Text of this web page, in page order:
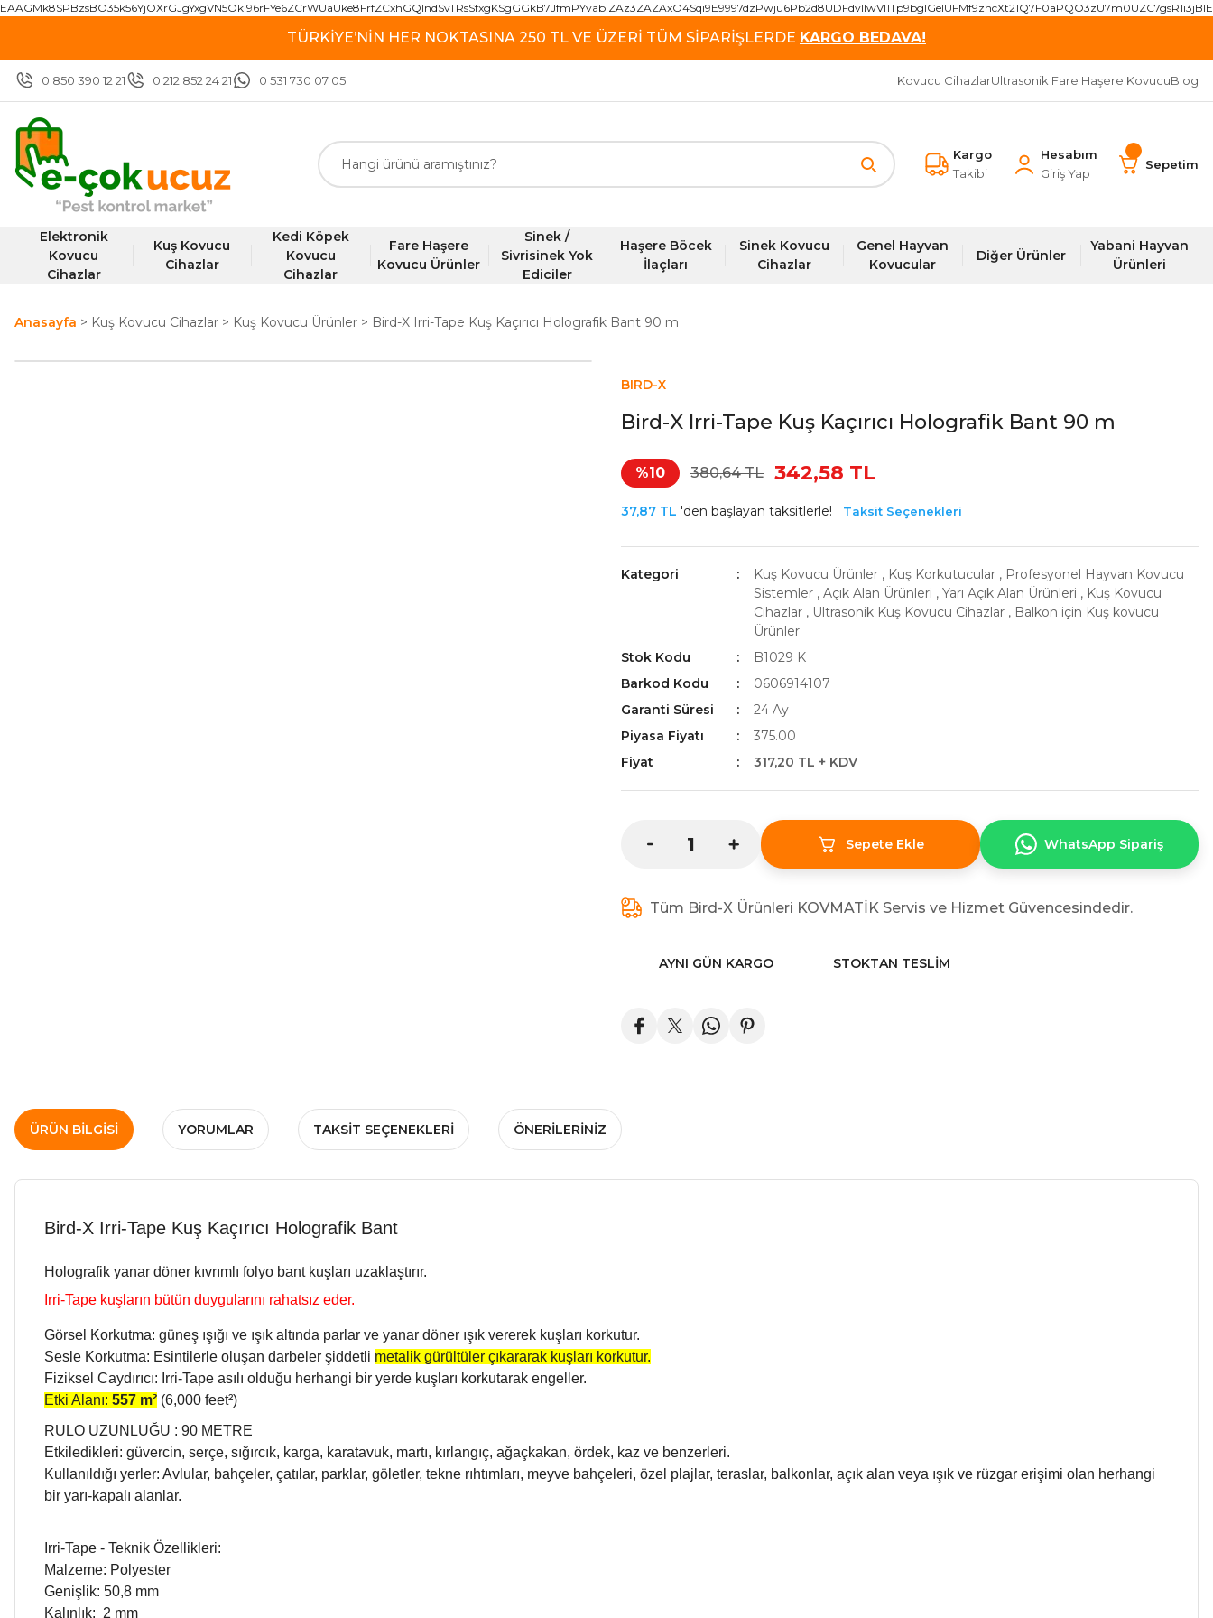
TÜRKİYE’NİN HER NOKTASINA 250 TL VE ÜZERİ TÜM SİPARİŞLERDE KARGO BEDAVA!
0 850 390 12 21 0 212 852 24 21 0 531 730 07 05 Kovucu CihazlarUltrasonik Fare Haşere KovucuBlog
Kargo
Takibi
Hesabım
Giriş Yap
Sepetim
Elektronik
Kovucu
Cihazlar
Kuş Kovucu
Cihazlar
Kedi Köpek
Kovucu
Cihazlar
Fare Haşere
Kovucu Ürünler
Sinek /
Sivrisinek Yok
Ediciler
Haşere Böcek
İlaçları
Sinek Kovucu
Cihazlar
Genel Hayvan
Kovucular
Diğer Ürünler
Yabani Hayvan
Ürünleri
Anasayfa Kuş Kovucu Cihazlar Kuş Kovucu Ürünler Bird-X Irri-Tape Kuş Kaçırıcı Holografik Bant 90 m
BIRD-X
Bird-X Irri-Tape Kuş Kaçırıcı Holografik Bant 90 m
%10 380,64 TL 342,58 TL
37,87 TL 'den başlayan taksitlerle! Taksit Seçenekleri
Kategori Kuş Kovucu Ürünler , Kuş Korkutucular , Profesyonel Hayvan Kovucu
Sistemler , Açık Alan Ürünleri , Yarı Açık Alan Ürünleri , Kuş Kovucu
Cihazlar , Ultrasonik Kuş Kovucu Cihazlar , Balkon için Kuş kovucu
Ürünler
Stok Kodu
B1029 K
Barkod Kodu
0606914107
Garanti Süresi
24 Ay
Piyasa Fiyatı
375.00
Fiyat
317,20 TL + KDV
Sepete Ekle WhatsApp Sipariş
Tüm Bird-X Ürünleri KOVMATİK Servis ve Hizmet Güvencesindedir.
AYNI GÜN KARGO STOKTAN TESLIM
ÜRÜN BILGISI YORUMLAR TAKSIT SEÇENEKLERI ÖNERILERINIZ
Bird-X Irri-Tape Kuş Kaçırıcı Holografik Bant
Holografik yanar döner kıvrımlı folyo bant kuşları uzaklaştırır.
Irri-Tape kuşların bütün duygularını rahatsız eder.
Görsel Korkutma: güneş ışığı ve ışık altında parlar ve yanar döner ışık vererek kuşları korkutur.
Sesle Korkutma: Esintilerle oluşan darbeler şiddetli metalik gürültüler çıkararak kuşları korkutur.
Fiziksel Caydırıcı: Irri-Tape asılı olduğu herhangi bir yerde kuşları korkutarak engeller.
Etki Alanı: 557 m² (6,000 feet²)
RULO UZUNLUĞU : 90 METRE
Etkiledikleri: güvercin, serçe, sığırcık, karga, karatavuk, martı, kırlangıç, ağaçkakan, ördek, kaz ve benzerleri.
Kullanıldığı yerler: Avlular, bahçeler, çatılar, parklar, göletler, tekne rıhtımları, meyve bahçeleri, özel plajlar, teraslar, balkonlar, açık alan veya ışık ve rüzgar erişimi olan herhangi
bir yarı-kapalı alanlar.
Irri-Tape - Teknik Özellikleri:
Malzeme: Polyester
Genişlik: 50,8 mm
Kalınlık: 2 mm